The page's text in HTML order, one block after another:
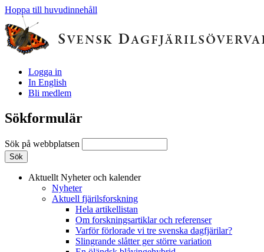
Hoppa till huvudinnehåll
Logga in
In English
Bli medlem
Sökformulär
Sök på webbplatsen
Aktuellt Nyheter och kalender
Nyheter
Aktuell fjärilsforskning
Hela artikellistan
Om forskningsartiklar och referenser
Varför förlorade vi tre svenska dagfjärilar?
Slingrande slåtter ger större variation